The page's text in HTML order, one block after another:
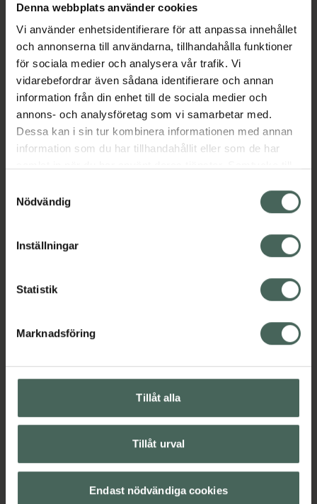
Denna webbplats använder cookies
Vi använder enhetsidentifierare för att anpassa innehållet
och annonserna till användarna, tillhandahålla funktioner
för sociala medier och analysera vår trafik. Vi
vidarebefordrar även sådana identifierare och annan
information från din enhet till de sociala medier och
annons- och analysföretag som vi samarbetar med.
Dessa kan i sin tur kombinera informationen med annan
information som du har tillhandahållit eller som de har
återkalla ditt samtycke via webbplatsens
cookieinställningar. Ett återkallat samtycke påverkar inte
lagligheten av behandling som skett innan återkallelsen.
Nödvändig
Inställningar
Statistik
Marknadsföring
Tillåt alla
Tillåt urval
Endast nödvändiga cookies
Aktuella erbjudanden
Beskrivning
EAN:05055565777145
Bipacksedel från FASS Visa
Kronans Apotek finns här för dig. Du hittar oss från Skåne i
datorn. Oavsett vem du är så är det vårt uppdrag att
hjälpa just dig att må lite bättre. Välkommen att prata
Handla tryggt
Leverans, betalning och retur
Sajtens tillgänglighet